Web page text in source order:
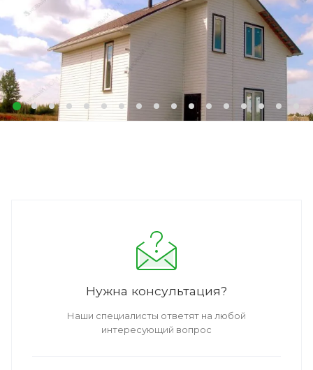
Нужна консультация?
Наши специалисты ответят на любой
интересующий вопрос